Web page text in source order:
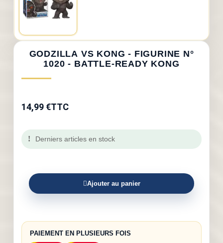
GODZILLA VS KONG - FIGURINE N°
1020 - BATTLE-READY KONG
14,99 €TTC
Derniers articles en stock
Ajouter au panier
PAIEMENT EN PLUSIEURS FOIS